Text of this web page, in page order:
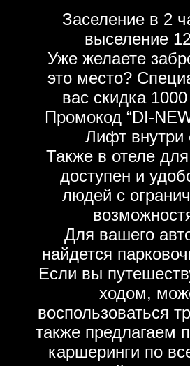
Заселение в 2
выселение
Уже желаете
это место?
вас скидка
Промокод “DI-
Лифт внутри
Также в отеле
доступен и
людей с
Для вашего
найдется
Если вы
ходом,
воспользоваться
также предлагаем
каршеринги по